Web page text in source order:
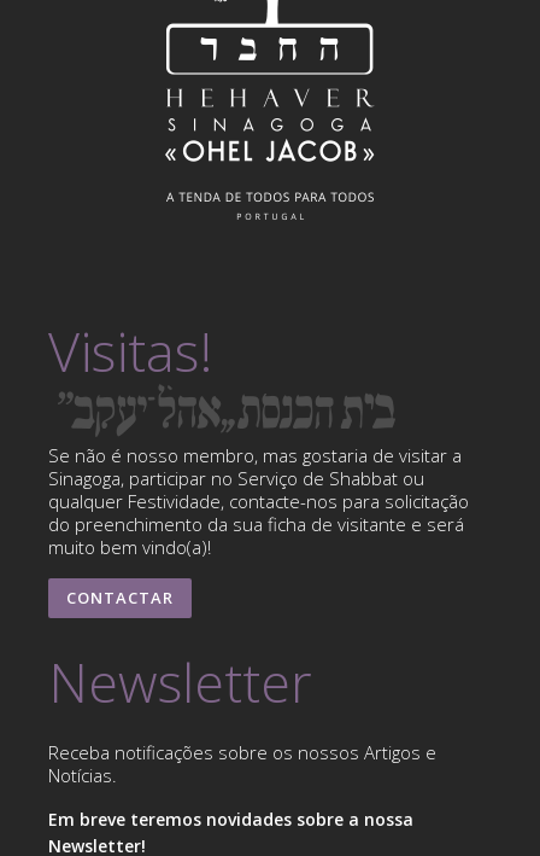
Visitas!
Se não é nosso membro, mas gostaria de visitar a
Sinagoga, participar no Serviço de Shabbat ou
qualquer Festividade, contacte-nos para solicitação
do preenchimento da sua ficha de visitante e será
muito bem vindo(a)!
CONTACTAR
Newsletter
Receba notificações sobre os nossos Artigos e
Notícias.
Em breve teremos novidades sobre a nossa
Newsletter!